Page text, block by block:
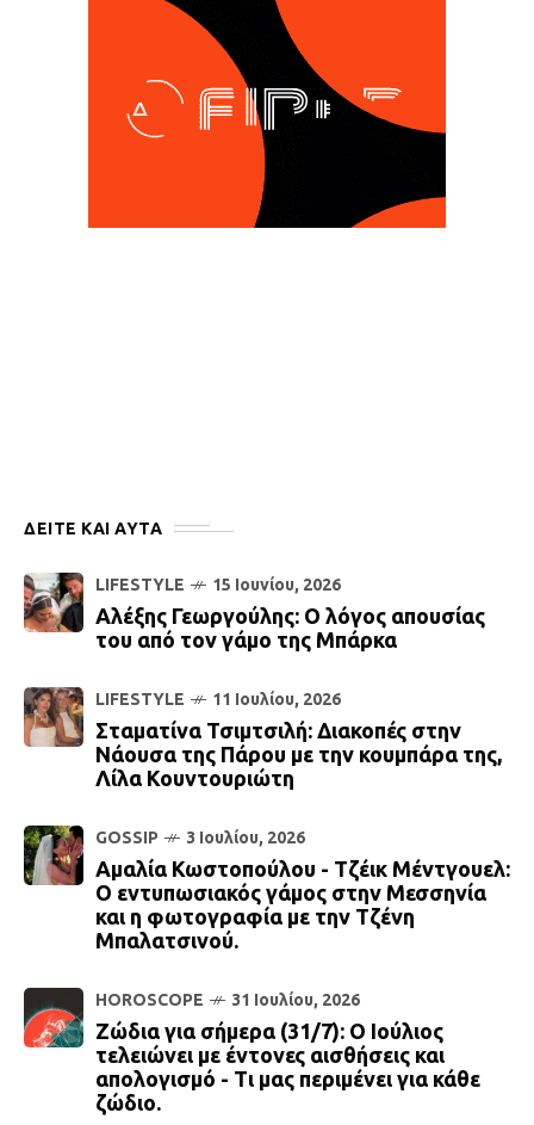
ΔΕΙΤΕ ΚΑΙ ΑΥΤΆ
LIFESTYLE 15 Ιουνίου, 2026
Αλέξης Γεωργούλης: Ο λόγος απουσίας
του από τον γάμο της Μπάρκα
LIFESTYLE 11 Ιουλίου, 2026
Σταματίνα Τσιμτσιλή: Διακοπές στην
Νάουσα της Πάρου με την κουμπάρα της,
Λίλα Κουντουριώτη
GOSSIP 3 Ιουλίου, 2026
Αμαλία Κωστοπούλου - Τζέικ Μέντγουελ:
Ο εντυπωσιακός γάμος στην Μεσσηνία
και η φωτογραφία με την Τζένη
Μπαλατσινού.
HOROSCOPE 31 Ιουλίου, 2026
Ζώδια για σήμερα (31/7): Ο Ιούλιος
τελειώνει με έντονες αισθήσεις και
απολογισμό - Τι μας περιμένει για κάθε
ζώδιο.